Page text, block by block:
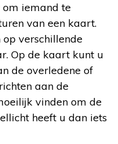
iemand te
van een kaart.
verschillende
Op de kaart kunt u
de overledene of
aan de
vinden om de
heeft u dan iets